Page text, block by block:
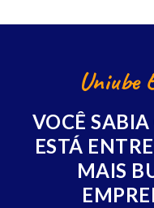
Uniube
VOCÊ
ESTÁ
MAIS